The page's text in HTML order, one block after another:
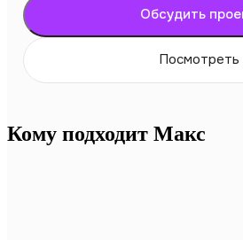
Обсудить
Посмотреть
Кому подходит Макс